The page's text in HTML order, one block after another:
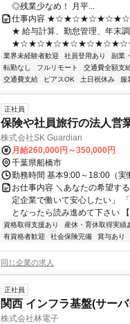
◎残業少なめ！ 月平...
仕事内容
★ 給与計算、勤怠管理、年末
業界未経験者歓迎 社員登用あり 副業
転勤なし
フルリモート 交通費全額支
交通費支給
ピアスOK 土日祝休み 服
正社員
保険や社員旅行の法人営
株式会社SK Guardian
月給260,000円～350,000円
千葉県船橋市
勤務時間 基本9:00～18:00（実
お仕事内容 ＼あなたの希望す
定企業で働いて安心したい」
となったら読み進めて下さい
資格取得支援あり 産休・育休取得実績
有資格者歓迎
社会保険完備 賞与あり
同じ企業の求人
正社員
関西 インフラ基盤(サー
株式会社林電子